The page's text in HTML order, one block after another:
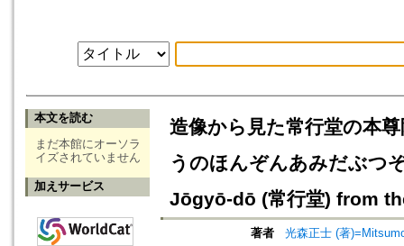
本文を読む
まだ本館にオーソラ
イズされていません
加えサービス
造像から見た常行堂の本
うのほんぞんあみだぶつ
Jōgyō-dō (常行堂) from
著者
光森正士 (著